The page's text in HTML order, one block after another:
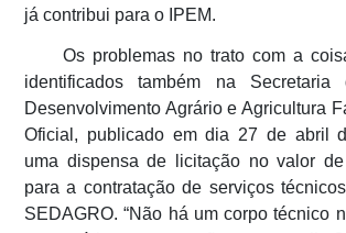
já contribui para o IPEM.
Os problemas no trato com a
identificados também na
Desenvolvimento Agrário e Agricultura
Oficial, publicado em dia 27 de abril
uma dispensa de licitação no valor
para a contratação de serviços
SEDAGRO. “Não há um corpo técnico